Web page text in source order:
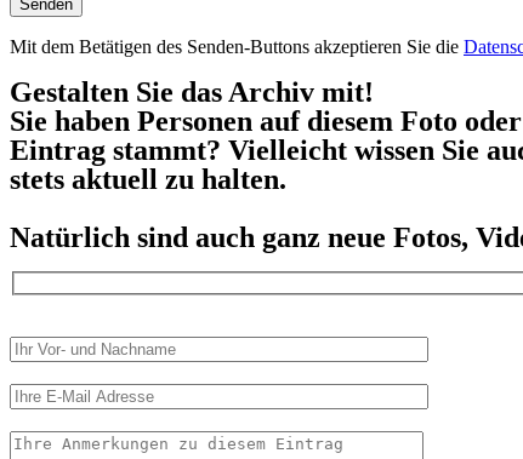
Mit dem Betätigen des Senden-Buttons akzeptieren Sie die
Gestalten Sie das Archiv mit!
Sie haben Personen auf diesem Foto
Eintrag stammt? Vielleicht wissen Sie
stets aktuell zu halten.
Natürlich sind auch ganz neue Fotos,